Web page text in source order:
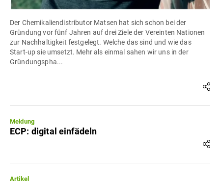
Der Chemikaliendistributor Matsen hat sich schon bei der
Gründung vor fünf Jahren auf drei Ziele der Vereinten Nationen
zur Nachhaltigkeit festgelegt. Welche das sind und wie das
Start-up sie umsetzt. Mehr als einmal sahen wir uns in der
Gründungspha...
Meldung
ECP: digital einfädeln
Artikel